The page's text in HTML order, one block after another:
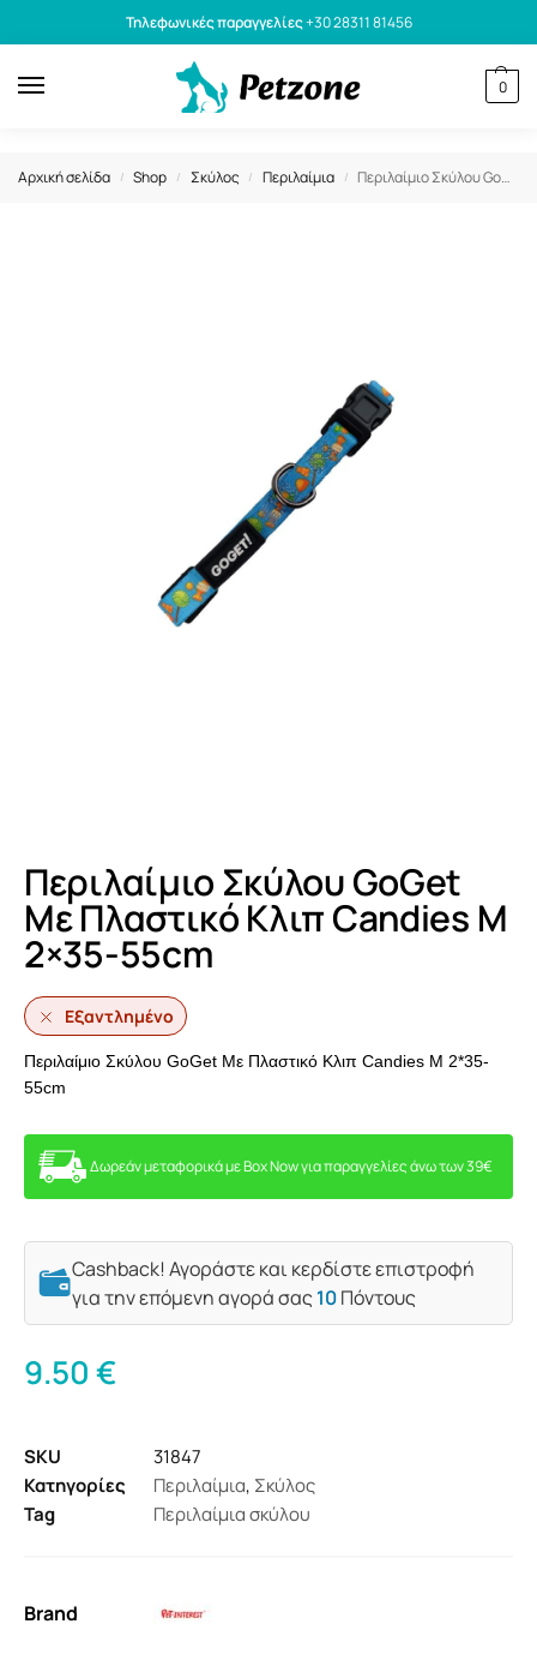
Τηλεφωνικές παραγγελίες+30 28311 81456
0
Αρχική σελίδα / Shop / Σκύλος / Περιλαίμια / Περιλαίμιο Σκύλου GoGet Με Πλαστικό Κλιπ Candies M 2×35-55cm
Περιλαίμιο Σκύλου GoGet
Με Πλαστικό Κλιπ Candies M
2×35-55cm
Εξαντλημένο
Περιλαίμιο Σκύλου GoGet Με Πλαστικό Κλιπ Candies M 2*35-
55cm
Δωρεάν μεταφορικά με Box Now για παραγγελίες άνω των 39€
Cashback! Αγοράστε και κερδίστε επιστροφή
για την επόμενη αγορά σας10Πόντους
9.50€
SKU
31847
Κατηγορίες
Περιλαίμια, Σκύλος
Tag
Περιλαίμια σκύλου
Brand